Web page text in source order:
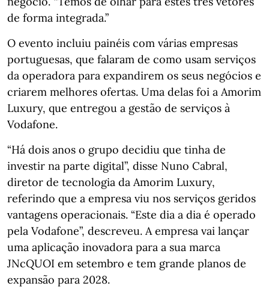
de forma integrada.”
O evento incluiu painéis com várias empresas
portuguesas, que falaram de como usam serviços
da operadora para expandirem os seus negócios e
criarem melhores ofertas. Uma delas foi a Amorim
Luxury, que entregou a gestão de serviços à
Vodafone.
“Há dois anos o grupo decidiu que tinha de
investir na parte digital”, disse Nuno Cabral,
diretor de tecnologia da Amorim Luxury,
referindo que a empresa viu nos serviços geridos
vantagens operacionais. “Este dia a dia é operado
pela Vodafone”, descreveu. A empresa vai lançar
uma aplicação inovadora para a sua marca
JNcQUOI em setembro e tem grande planos de
expansão para 2028.